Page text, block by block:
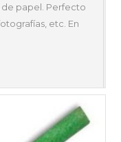
papel. Perfecto
etc. En